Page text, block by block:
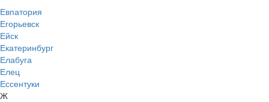
Евпатория
Егорьевск
Ейск
Екатеринбург
Елабуга
Елец
Ессентуки
Ж